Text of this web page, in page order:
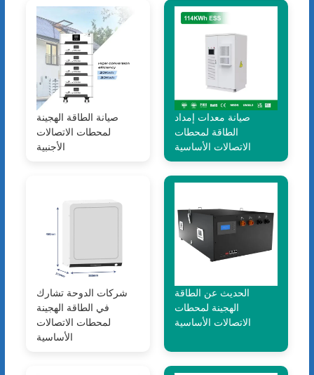
صيانة الطاقة الهجينة
لمحطات الاتصالات
الأجنبية
صيانة معدات إمداد
الطاقة لمحطات
الاتصالات الأساسية
شركات الدوحة تشارك
في الطاقة الهجينة
لمحطات الاتصالات
الأساسية
الحديث عن الطاقة
الهجينة لمحطات
الاتصالات الأساسية